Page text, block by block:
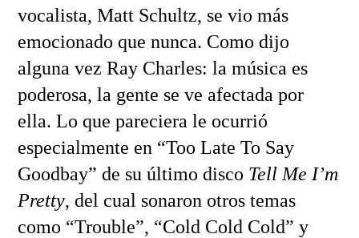
vocalista, Matt Schultz, se vio más
emocionado que nunca. Como dijo
alguna vez Ray Charles: la música es
poderosa, la gente se ve afectada por
ella. Lo que pareciera le ocurrió
especialmente en “Too Late To Say
Goodbay” de su último disco Tell Me I’m
Pretty, del cual sonaron otros temas
como “Trouble”, “Cold Cold Cold” y